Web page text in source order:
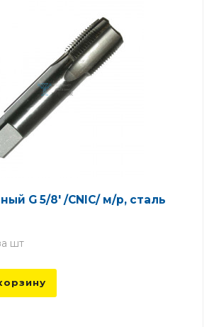
G 5/8' /CNIC/ м/р, сталь